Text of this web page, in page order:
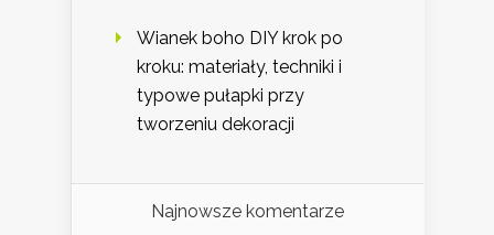
Wianek boho DIY krok po
kroku: materiały, techniki i
typowe pułapki przy
tworzeniu dekoracji
Najnowsze komentarze